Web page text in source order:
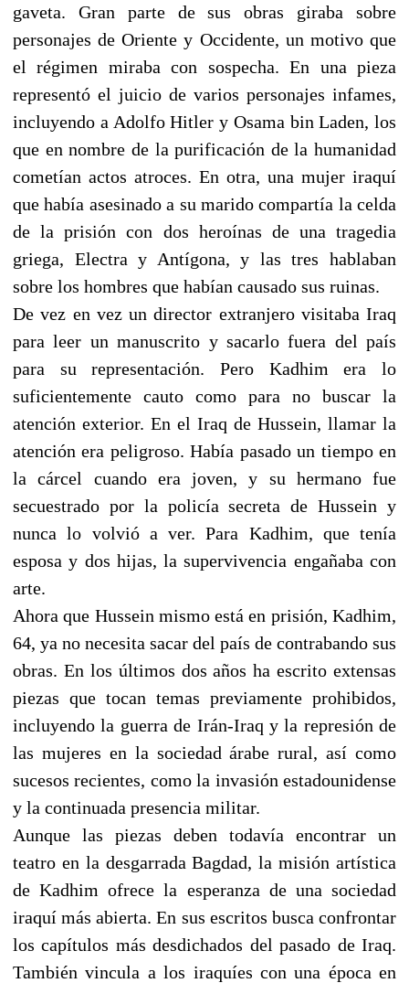
gaveta. Gran parte de sus obras giraba sobre
personajes de Oriente y Occidente, un motivo que
el régimen miraba con sospecha. En una pieza
representó el juicio de varios personajes infames,
incluyendo a Adolfo Hitler y Osama bin Laden, los
que en nombre de la purificación de la humanidad
cometían actos atroces. En otra, una mujer iraquí
que había asesinado a su marido compartía la celda
de la prisión con dos heroínas de una tragedia
griega, Electra y Antígona, y las tres hablaban
sobre los hombres que habían causado sus ruinas.
De vez en vez un director extranjero visitaba Iraq
para leer un manuscrito y sacarlo fuera del país
para su representación. Pero Kadhim era lo
suficientemente cauto como para no buscar la
atención exterior. En el Iraq de Hussein, llamar la
atención era peligroso. Había pasado un tiempo en
la cárcel cuando era joven, y su hermano fue
secuestrado por la policía secreta de Hussein y
nunca lo volvió a ver. Para Kadhim, que tenía
esposa y dos hijas, la supervivencia engañaba con
arte.
Ahora que Hussein mismo está en prisión, Kadhim,
64, ya no necesita sacar del país de contrabando sus
obras. En los últimos dos años ha escrito extensas
piezas que tocan temas previamente prohibidos,
incluyendo la guerra de Irán-Iraq y la represión de
las mujeres en la sociedad árabe rural, así como
sucesos recientes, como la invasión estadounidense
y la continuada presencia militar.
Aunque las piezas deben todavía encontrar un
teatro en la desgarrada Bagdad, la misión artística
de Kadhim ofrece la esperanza de una sociedad
iraquí más abierta. En sus escritos busca confrontar
los capítulos más desdichados del pasado de Iraq.
También vincula a los iraquíes con una época en